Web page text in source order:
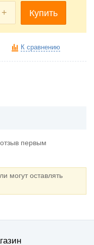
+ Купить
К сравнению
первым
могут оставлять